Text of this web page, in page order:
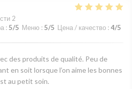
2
: 5/5 Меню : 5/5 Цена / качество : 4/5
des produits de qualité. Peu de
en soit lorsque l’on aime les bonnes
au petit soin.